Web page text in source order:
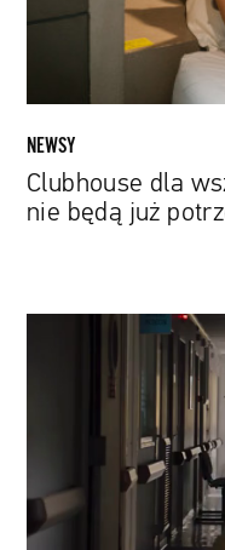
potrzebne
NEWSY
Clubhouse dla
nie będą już
rodzeństwo
spotykające